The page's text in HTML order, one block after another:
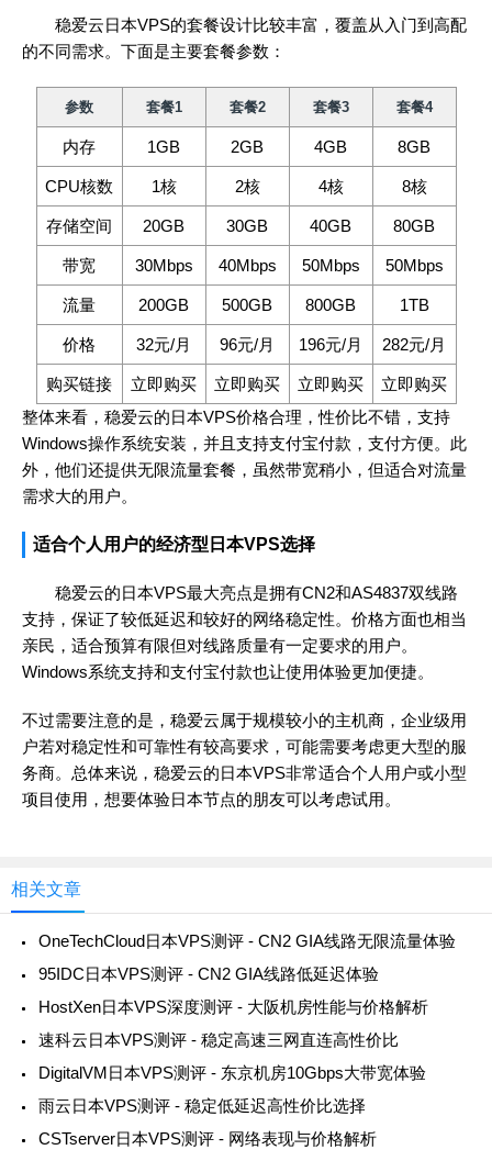
稳爱云日本VPS的套餐设计比较丰富，覆盖从入门到高配
的不同需求。下面是主要套餐参数：
参数 套餐1 套餐2 套餐3 套餐4
内存 1GB 2GB 4GB 8GB
CPU核数 1核 2核 4核 8核
存储空间 20GB 30GB 40GB 80GB
带宽 30Mbps 40Mbps 50Mbps 50Mbps
流量 200GB 500GB 800GB 1TB
价格 32元/月 96元/月 196元/月 282元/月
购买链接 立即购买 立即购买 立即购买
立即购买
整体来看，稳爱云的日本VPS价格合理，性价比不错，支持
Windows操作系统安装，并且支持支付宝付款，支付方便。此
外，他们还提供无限流量套餐，虽然带宽稍小，但适合对流量
需求大的用户。
适合个人用户的经济型日本VPS选择
稳爱云的日本VPS最大亮点是拥有CN2和AS4837双线路
支持，保证了较低延迟和较好的网络稳定性。价格方面也相当
亲民，适合预算有限但对线路质量有一定要求的用户。
Windows系统支持和支付宝付款也让使用体验更加便捷。
不过需要注意的是，稳爱云属于规模较小的主机商，企业级用
户若对稳定性和可靠性有较高要求，可能需要考虑更大型的服
务商。总体来说，稳爱云的日本VPS非常适合个人用户或小型
项目使用，想要体验日本节点的朋友可以考虑试用。
相关文章
OneTechCloud日本VPS测评 - CN2 GIA线路无限流量体验
95IDC日本VPS测评 - CN2 GIA线路低延迟体验
HostXen日本VPS深度测评 - 大阪机房性能与价格解析
速科云日本VPS测评 - 稳定高速三网直连高性价比
DigitalVM日本VPS测评 - 东京机房10Gbps大带宽体验
雨云日本VPS测评 - 稳定低延迟高性价比选择
CSTserver日本VPS测评 - 网络表现与价格解析